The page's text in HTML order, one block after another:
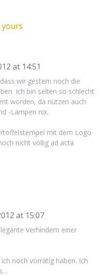
yours
at 14:51
wir gestern noch die
Ich bin selten so schlecht
worden, da nützen auch
-Lampen nix.
mit dem Logo
nicht völlig ad acta
at 15:07
Verhindern einer
noch vorrätig haben. Ich